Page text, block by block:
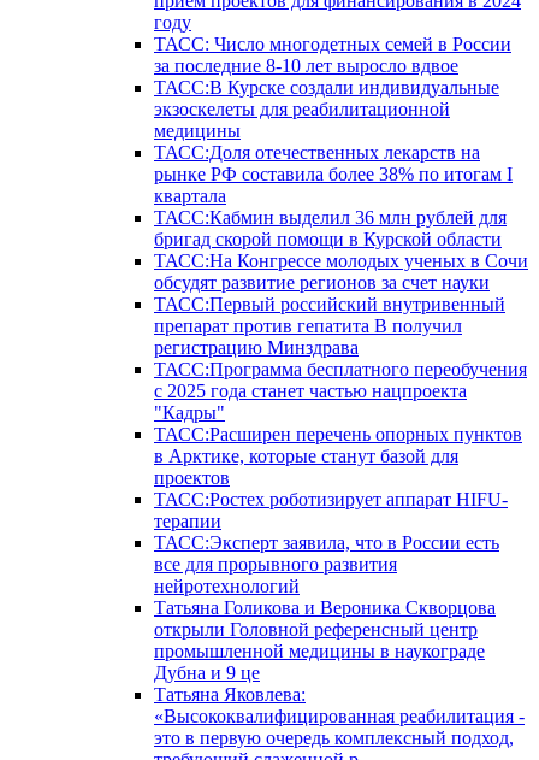
году
ТАСС: Число многодетных семей в России
за последние 8-10 лет выросло вдвое
ТАСС:В Курске создали индивидуальные
экзоскелеты для реабилитационной
медицины
ТАСС:Доля отечественных лекарств на
рынке РФ составила более 38% по итогам I
квартала
ТАСС:Кабмин выделил 36 млн рублей для
бригад скорой помощи в Курской области
ТАСС:На Конгрессе молодых ученых в Сочи
обсудят развитие регионов за счет науки
ТАСС:Первый российский внутривенный
препарат против гепатита В получил
регистрацию Минздрава
ТАСС:Программа бесплатного переобучения
с 2025 года станет частью нацпроекта
"Кадры"
ТАСС:Расширен перечень опорных пунктов
в Арктике, которые станут базой для
проектов
ТАСС:Ростех роботизирует аппарат HIFU-
терапии
ТАСС:Эксперт заявила, что в России есть
все для прорывного развития
нейротехнологий
Татьяна Голикова и Вероника Скворцова
открыли Головной референсный центр
промышленной медицины в наукограде
Дубна и 9 це
Татьяна Яковлева:
«Высококвалифицированная реабилитация -
это в первую очередь комплексный подход,